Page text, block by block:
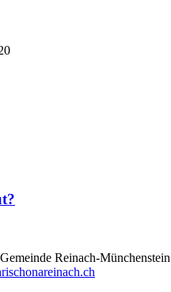
Reinach-